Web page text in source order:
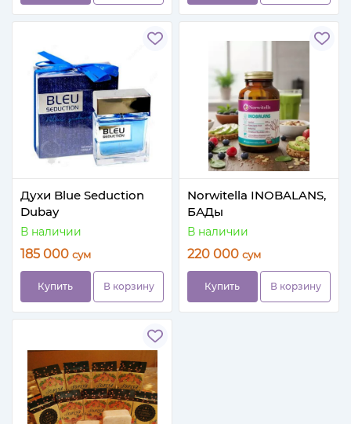
Духи Blue Seduction
Dubay
В наличии
185 000 сум
Купить В корзину
Norwitella INOBALANS,
БАДы
В наличии
220 000 сум
Купить В корзину